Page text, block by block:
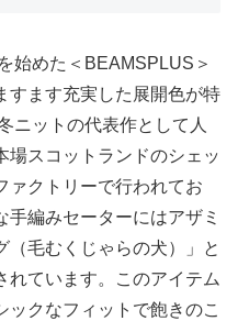
始めた＜BEAMSPLUS＞
すます充実した展開色が特
ニットの代表作として人
場スコットランドのシェッ
ァクトリーで行われてお
手編みセーターにはアザミ
（毛むくじゃらの犬）」と
れています。このアイテム
ックなフィットで飽きのこ